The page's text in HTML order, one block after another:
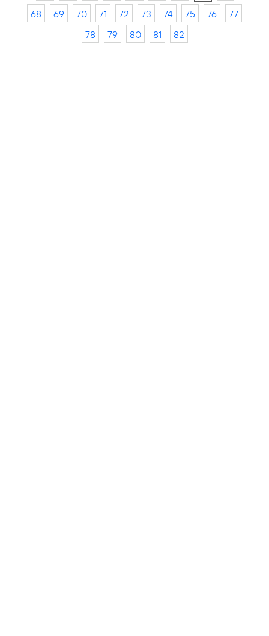
68
69 70 71 72 73 74 75 76
77
78
79 80 81 82